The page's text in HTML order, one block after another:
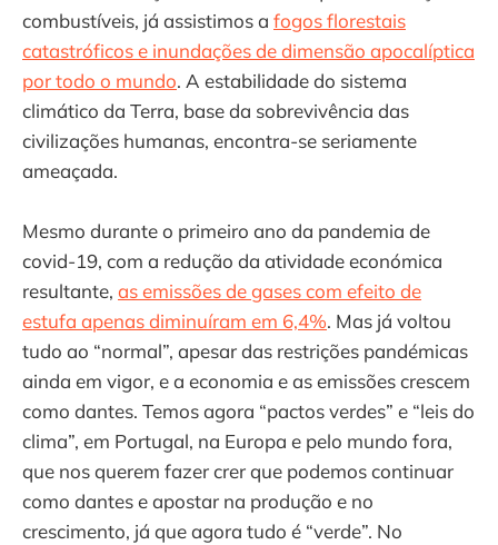
combustíveis, já assistimos a fogos florestais
catastróficos e inundações de dimensão apocalíptica
por todo o mundo. A estabilidade do sistema
climático da Terra, base da sobrevivência das
civilizações humanas, encontra-se seriamente
ameaçada.
Mesmo durante o primeiro ano da pandemia de
covid-19, com a redução da atividade económica
resultante, as emissões de gases com efeito de
estufa apenas diminuíram em 6,4%. Mas já voltou
tudo ao “normal”, apesar das restrições pandémicas
ainda em vigor, e a economia e as emissões crescem
como dantes. Temos agora “pactos verdes” e “leis do
clima”, em Portugal, na Europa e pelo mundo fora,
que nos querem fazer crer que podemos continuar
como dantes e apostar na produção e no
crescimento, já que agora tudo é “verde”. No